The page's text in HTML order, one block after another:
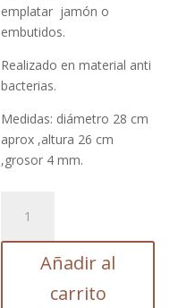
emplatar jamón o
embutidos.
Realizado en material anti
bacterias.
Medidas: diámetro 28 cm
aprox ,altura 26 cm
,grosor 4 mm.
Circular
X
cantidadAñadir al
carrito